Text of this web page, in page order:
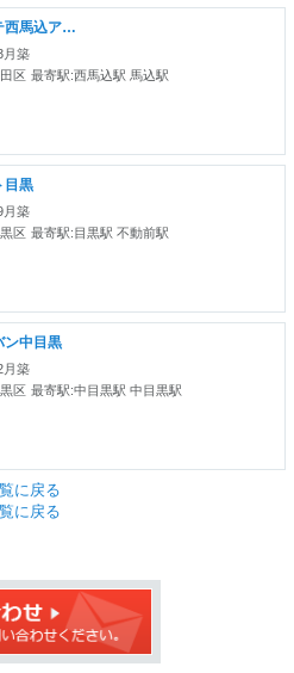
ヴォーガコルテ西馬込アジールコート
月築
区 最寄駅:西馬込駅 馬込駅
目黒
月築
区 最寄駅:目黒駅 不動前駅
ン中目黒
月築
区 最寄駅:中目黒駅 中目黒駅
に戻る
に戻る